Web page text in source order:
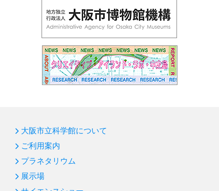
大阪市立科学館について
ご利用案内
プラネタリウム
展示場